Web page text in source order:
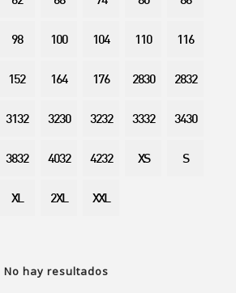
No hay resultados
98 100 104 110 116
152 164 176 2830 2832
3132 3230 3232 3332 3430
3832 4032 4232 XS S
XL 2XL XXL